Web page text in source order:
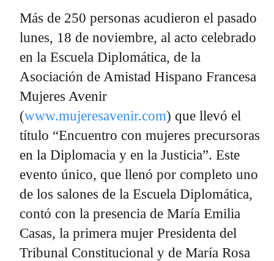
Más de 250 personas acudieron el pasado
lunes, 18 de noviembre, al acto celebrado
en la Escuela Diplomática, de la
Asociación de Amistad Hispano Francesa
Mujeres Avenir
(www.mujeresavenir.com) que llevó el
título “Encuentro con mujeres precursoras
en la Diplomacia y en la Justicia”. Este
evento único, que llenó por completo uno
de los salones de la Escuela Diplomática,
contó con la presencia de María Emilia
Casas, la primera mujer Presidenta del
Tribunal Constitucional y de María Rosa